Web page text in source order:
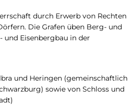
durch Erwerb von Rechten
Die Grafen üben Berg- und
und Eisenbergbau in der
und Heringen (gemeinschaftlich
sowie von Schloss und